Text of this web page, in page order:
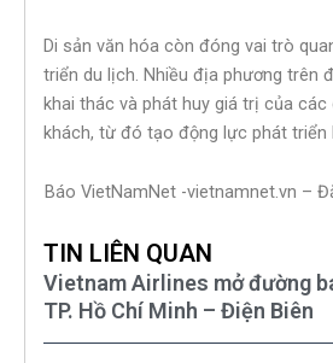
Di sản văn hóa còn đóng vai trò
triển du lịch. Nhiều địa phương trên
khai thác và phát huy giá trị của
khách, từ đó tạo động lực phát triển
Báo VietNamNet -vietnamnet.vn –
TIN LIÊN QUAN
Vietnam Airlines mở đường
TP. Hồ Chí Minh – Điện Biên